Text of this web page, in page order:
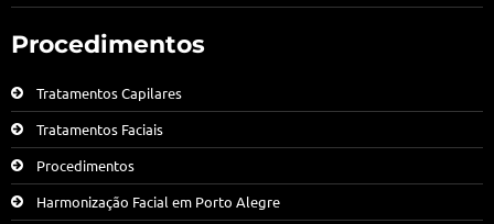
Procedimentos
Tratamentos Capilares
Tratamentos Faciais
Procedimentos
Harmonização Facial em Porto Alegre